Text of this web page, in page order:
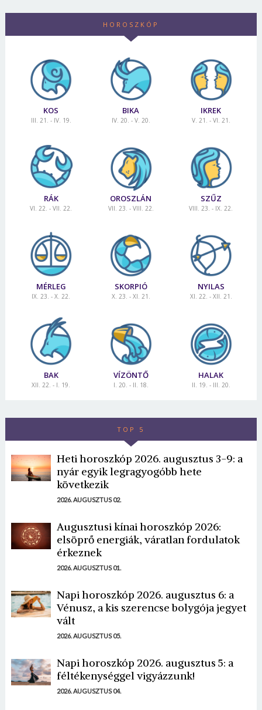
HOROSZKÓP
KOS
III. 21. - IV. 19.
BIKA
IV. 20. - V. 20.
IKREK
V. 21. - VI. 21.
RÁK
VI. 22. - VII. 22.
OROSZLÁN
VII. 23. - VIII. 22.
SZŰZ
VIII. 23. - IX. 22.
MÉRLEG
IX. 23. - X. 22.
SKORPIÓ
X. 23. - XI. 21.
NYILAS
XI. 22. - XII. 21.
BAK
XII. 22. - I. 19.
VÍZÖNTŐ
I. 20. - II. 18.
HALAK
II. 19. - III. 20.
TOP 5
Heti horoszkóp 2026. augusztus 3-9: a
nyár egyik legragyogóbb hete
következik
2026. AUGUSZTUS 02.
Augusztusi kínai horoszkóp 2026:
elsöprő energiák, váratlan fordulatok
érkeznek
2026. AUGUSZTUS 01.
Napi horoszkóp 2026. augusztus 6: a
Vénusz, a kis szerencse bolygója jegyet
vált
2026. AUGUSZTUS 05.
Napi horoszkóp 2026. augusztus 5: a
féltékenységgel vigyázzunk!
2026. AUGUSZTUS 04.